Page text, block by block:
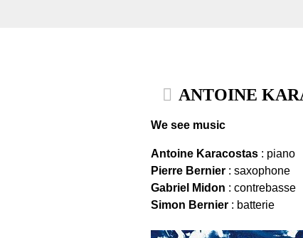
ANTOINE
We see music
Antoine Karacostas : piano
Pierre Bernier : saxophone
Gabriel Midon : contrebasse
Simon Bernier : batterie